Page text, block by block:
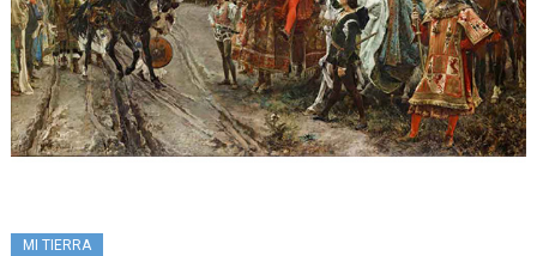
MI TIERRA